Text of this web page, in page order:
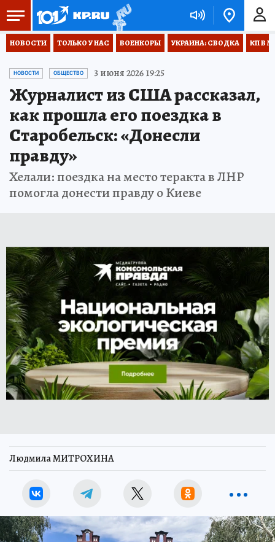
НОВОСТИ ТОЛЬКО У НАС ВОЕНКОРЫ УКРАИНА: СВОДКА КП В
НОВОСТИ ОБЩЕСТВО 3 июня 2026 19:25
Журналист из США рассказал,
как прошла его поездка в
Старобельск: «Донесли
правду»
Хелали: поездка на место теракта в ЛНР
помогла донести правду о Киеве
Людмила МИТРОХИНА